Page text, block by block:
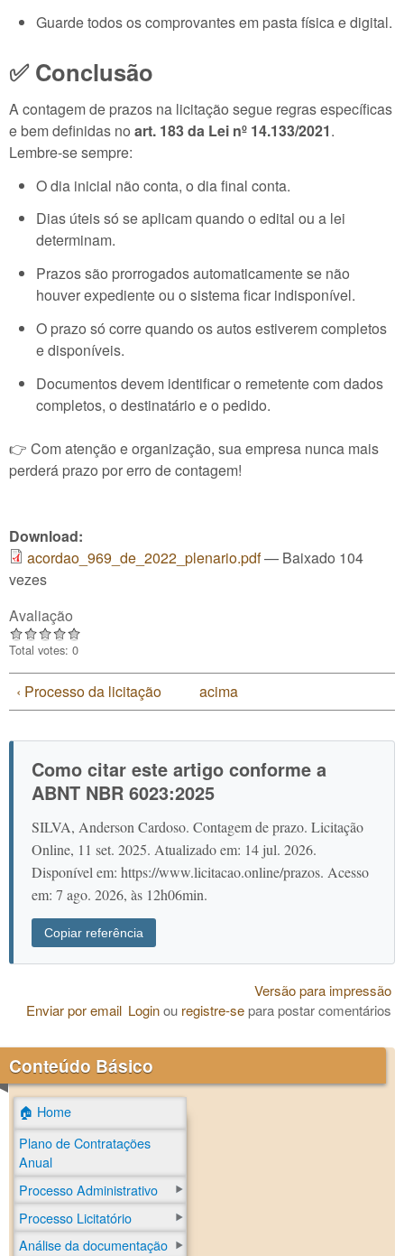
Guarde todos os comprovantes em pasta física e digital.
✅ Conclusão
A contagem de prazos na licitação segue regras específicas
e bem definidas no art. 183 da Lei nº 14.133/2021.
Lembre-se sempre:
O dia inicial não conta, o dia final conta.
Dias úteis só se aplicam quando o edital ou a lei
determinam.
Prazos são prorrogados automaticamente se não
houver expediente ou o sistema ficar indisponível.
O prazo só corre quando os autos estiverem completos
e disponíveis.
Documentos devem identificar o remetente com dados
completos, o destinatário e o pedido.
👉 Com atenção e organização, sua empresa nunca mais
perderá prazo por erro de contagem!
Download:
acordao_969_de_2022_plenario.pdf— Baixado 104
vezes
Avaliação
Total votes: 0
‹ Processo da licitação acima
Como citar este artigo conforme a
ABNT NBR 6023:2025
SILVA, Anderson Cardoso. Contagem de prazo. Licitação
Online, 11 set. 2025. Atualizado em: 14 jul. 2026.
Disponível em: https://www.licitacao.online/prazos. Acesso
em: 7 ago. 2026, às 12h06min.
Copiar referência
Versão para impressão
Loginou registre-separa postar comentários
Enviar por email
Conteúdo Básico
🏠 Home
Plano de Contratações
Anual
Processo Administrativo
Processo Licitatório
Análise da documentação